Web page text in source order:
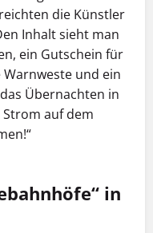
die Künstler
Inhalt sieht man
ein Gutschein für
Warnweste und ein
Übernachten in
auf dem
in